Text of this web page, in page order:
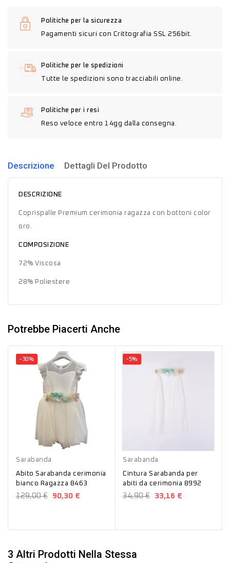
Politiche per la sicurezza
Pagamenti sicuri con Crittografia SSL 256bit.
Politiche per le spedizioni
Tutte le spedizioni sono tracciabili online.
Politiche per i resi
Reso veloce entro 14gg dalla consegna.
Descrizione Dettagli Del Prodotto
DESCRIZIONE
Coprispalle Premium cerimonia ragazza con bottoni color
oro.
COMPOSIZIONE
72% Viscosa
28% Poliestere
Potrebbe Piacerti Anche
Bianco
-30%
Sarabanda
Abito Sarabanda cerimonia
bianco Ragazza 8463
129,00 € 90,30 €
-5%
Sarabanda
Cintura Sarabanda per
abiti da cerimonia 8992
34,90 € 33,16 €
3 Altri Prodotti Nella Stessa